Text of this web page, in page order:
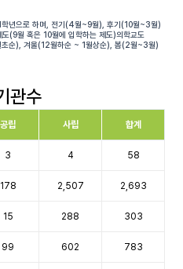
년으로 하며, 전기(4월~9월), 후기(10월~3월)
(9월 혹은 10월에 입학하는 제도)의학교도
순), 겨울(12월하순 ~ 1월상순), 봄(2월~3월)
관수
공립 사립 합계
3 4 58
178 2,507 2,693
15 288 303
99 602 783